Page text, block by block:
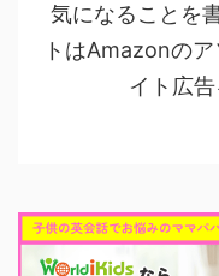
気になることを
トはAmazonの
イト広